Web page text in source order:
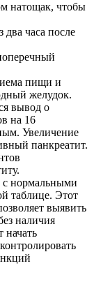
натощак, чтобы
два часа после
пищи и
желудок.
вывод о
на 16
Увеличение
панкреатит.
с нормальными
таблице. Этот
выявить
наличия
начать